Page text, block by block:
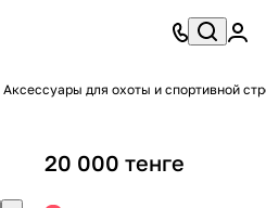
Аксессуары для охоты и спортивной
20 000 тенге